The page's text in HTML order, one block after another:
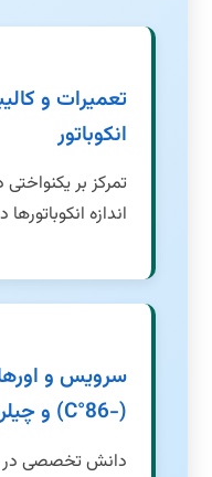
تعمیرات و
انکوباتور
اندازه
سرویس و
(-86°C) و چیلرها
دانش تخصصی در